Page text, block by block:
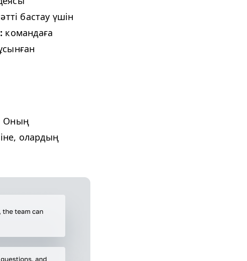
бастау үшін
командаға
Оның
олардың